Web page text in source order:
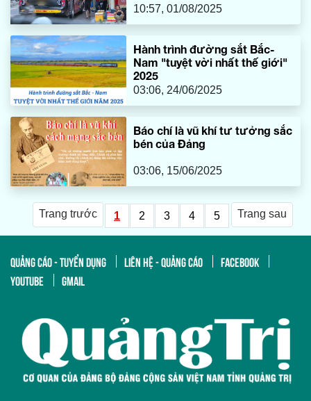
10:57, 01/08/2025
Hành trình đường sắt Bắc-
Nam "tuyệt vời nhất thế giới"
2025
03:06, 24/06/2025
Báo chí là vũ khí tư tưởng sắc
bén của Đảng
03:06, 15/06/2025
Trang trước 1 2 3 4 5 Trang sau
QUẢNG CÁO - TUYỂN DỤNG LIÊN HỆ - QUẢNG CÁO
FACEBOOK
YOUTUBE
GMAIL